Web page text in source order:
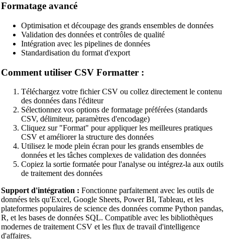
CSS Beautifier
JavaScript Beautifier
TypeScript Beautifier
JSX Beautifier
Vue Beautifier
SCSS Beautifier
JSON Beautifier
XML Beautifier
YAML Beautifier
SQL Beautifier
MySQL SQL Beautifier
PostgreSQL SQL Beautifier
MongoDB Query Beautifier
Nginx Config Beautifier
Formatage avancé
Optimisation et découpage des grands ensembles de données
Validation des données et contrôles de qualité
Intégration avec les pipelines de données
Standardisation du format d'export
Comment utiliser CSV Formatter :
Téléchargez votre fichier CSV ou collez directement le contenu
des données dans l'éditeur
Sélectionnez vos options de formatage préférées (standards
CSV, délimiteur, paramètres d'encodage)
Cliquez sur "Format" pour appliquer les meilleures pratiques
CSV et améliorer la structure des données
Utilisez le mode plein écran pour les grands ensembles de
données et les tâches complexes de validation des données
Copiez la sortie formatée pour l'analyse ou intégrez-la aux outils
de traitement des données
Support d'intégration : Fonctionne parfaitement avec les outils de
données tels qu'Excel, Google Sheets, Power BI, Tableau, et les
plateformes populaires de science des données comme Python pandas,
R, et les bases de données SQL. Compatible avec les bibliothèques
modernes de traitement CSV et les flux de travail d'intelligence
d'affaires.